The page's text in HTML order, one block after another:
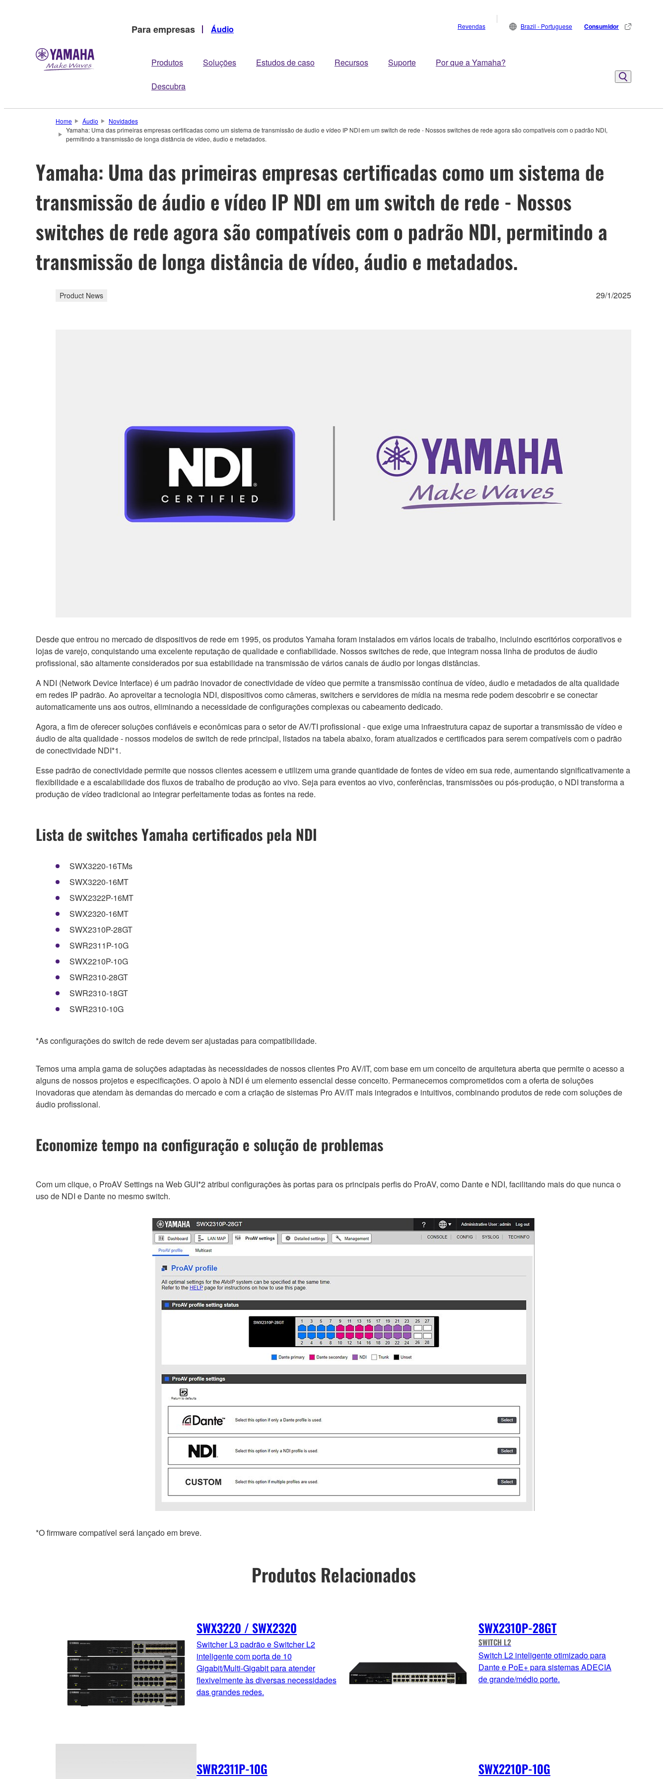
Para empresas Áudio
Produtos Soluções Estudos de caso Recursos Suporte Por que a Yamaha?
Descubra
Revendas Brazil - Portuguese Consumidor
Home Áudio
Novidades
Yamaha: Uma das primeiras empresas certificadas como um sistema de transmissão de áudio e vídeo IP NDI em um switch de rede - Nossos switches de rede agora são compatíveis com o padrão NDI,
permitindo a transmissão de longa distância de vídeo, áudio e metadados.
Yamaha: Uma das primeiras empresas certificadas como um sistema de
transmissão de áudio e vídeo IP NDI em um switch de rede - Nossos
switches de rede agora são compatíveis com o padrão NDI, permitindo a
transmissão de longa distância de vídeo, áudio e metadados.
Product News 29/1/2025
Desde que entrou no mercado de dispositivos de rede em 1995, os produtos Yamaha foram instalados em vários locais de trabalho, incluindo escritórios corporativos e
lojas de varejo, conquistando uma excelente reputação de qualidade e confiabilidade. Nossos switches de rede, que integram nossa linha de produtos de áudio
profissional, são altamente considerados por sua estabilidade na transmissão de vários canais de áudio por longas distâncias.
A NDI (Network Device Interface) é um padrão inovador de conectividade de vídeo que permite a transmissão contínua de vídeo, áudio e metadados de alta qualidade
em redes IP padrão. Ao aproveitar a tecnologia NDI, dispositivos como câmeras, switchers e servidores de mídia na mesma rede podem descobrir e se conectar
automaticamente uns aos outros, eliminando a necessidade de configurações complexas ou cabeamento dedicado.
Agora, a fim de oferecer soluções confiáveis e econômicas para o setor de AV/TI profissional - que exige uma infraestrutura capaz de suportar a transmissão de vídeo e
áudio de alta qualidade - nossos modelos de switch de rede principal, listados na tabela abaixo, foram atualizados e certificados para serem compatíveis com o padrão
de conectividade NDI*1.
Esse padrão de conectividade permite que nossos clientes acessem e utilizem uma grande quantidade de fontes de vídeo em sua rede, aumentando significativamente a
flexibilidade e a escalabilidade dos fluxos de trabalho de produção ao vivo. Seja para eventos ao vivo, conferências, transmissões ou pós-produção, o NDI transforma a
produção de vídeo tradicional ao integrar perfeitamente todas as fontes na rede.
Lista de switches Yamaha certificados pela NDI
SWX3220-16TMs
SWX3220-16MT
SWX2322P-16MT
SWX2320-16MT
SWX2310P-28GT
SWR2311P-10G
SWX2210P-10G
SWR2310-28GT
SWR2310-18GT
SWR2310-10G
*As configurações do switch de rede devem ser ajustadas para compatibilidade.
Temos uma ampla gama de soluções adaptadas às necessidades de nossos clientes Pro AV/IT, com base em um conceito de arquitetura aberta que permite o acesso a
alguns de nossos projetos e especificações. O apoio à NDI é um elemento essencial desse conceito. Permanecemos comprometidos com a oferta de soluções
inovadoras que atendam às demandas do mercado e com a criação de sistemas Pro AV/IT mais integrados e intuitivos, combinando produtos de rede com soluções de
áudio profissional.
Economize tempo na configuração e solução de problemas
Com um clique, o ProAV Settings na Web GUI*2 atribui configurações às portas para os principais perfis do ProAV, como Dante e NDI, facilitando mais do que nunca o
uso de NDI e Dante no mesmo switch.
*O firmware compatível será lançado em breve.
Produtos Relacionados
SWX3220 / SWX2320
Switcher L3 padrão e Switcher L2
inteligente com porta de 10
Gigabit/Multi-Gigabit para atender
flexivelmente às diversas necessidades
das grandes redes.
SWX2310P-28GT
SWITCH L2
Switch L2 inteligente otimizado para
Dante e PoE+ para sistemas ADECIA
de grande/médio porte.
SWR2311P-10G SWX2210P-10G